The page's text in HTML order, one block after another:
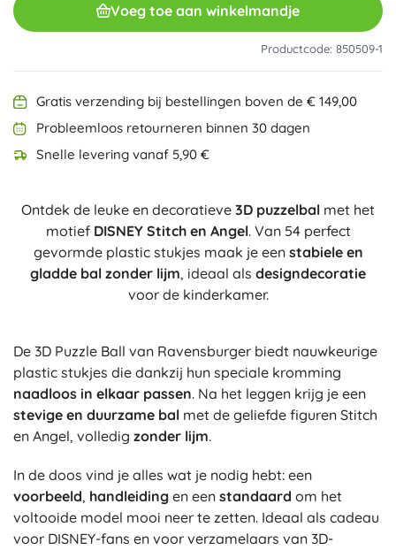
Voeg toe aan winkelmandje
Productcode: 850509-1
Gratis verzending bij bestellingen boven de € 149,00
Probleemloos retourneren binnen 30 dagen
Snelle levering vanaf 5,90 €
Ontdek de leuke en decoratieve 3D puzzelbal met het
motief DISNEY Stitch en Angel. Van 54 perfect
gevormde plastic stukjes maak je een stabiele en
gladde bal zonder lijm, ideaal als designdecoratie
voor de kinderkamer.
De 3D Puzzle Ball van Ravensburger biedt nauwkeurige
plastic stukjes die dankzij hun speciale kromming
naadloos in elkaar passen. Na het leggen krijg je een
stevige en duurzame bal met de geliefde figuren Stitch
en Angel, volledig zonder lijm.
In de doos vind je alles wat je nodig hebt: een
voorbeeld, handleiding en een standaard om het
voltooide model mooi neer te zetten. Ideaal als cadeau
voor DISNEY-fans en voor verzamelaars van 3D-